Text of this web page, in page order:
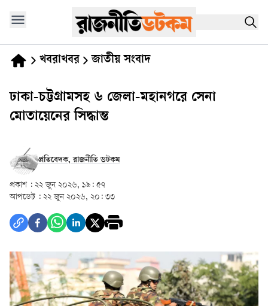
খবরাখবর জাতীয় সংবাদ
ঢাকা-চট্টগ্রামসহ ৬ জেলা-মহানগরে সেনা
মোতায়েনের সিদ্ধান্ত
প্রতিবেদক, রাজনীতি ডটকম
প্রকাশ : ২২ জুন ২০২৬, ১৯: ৫৭
আপডেট : ২২ জুন ২০২৬, ২০: ৩৩